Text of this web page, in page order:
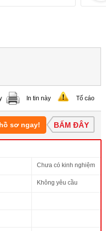
In tin này Tố cáo
sơ ngay! BẤM ĐÂY
Chưa có kinh nghiệm
Không yêu cầu